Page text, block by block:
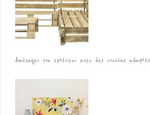
Aménager son extérieur avec des coussins adaptés